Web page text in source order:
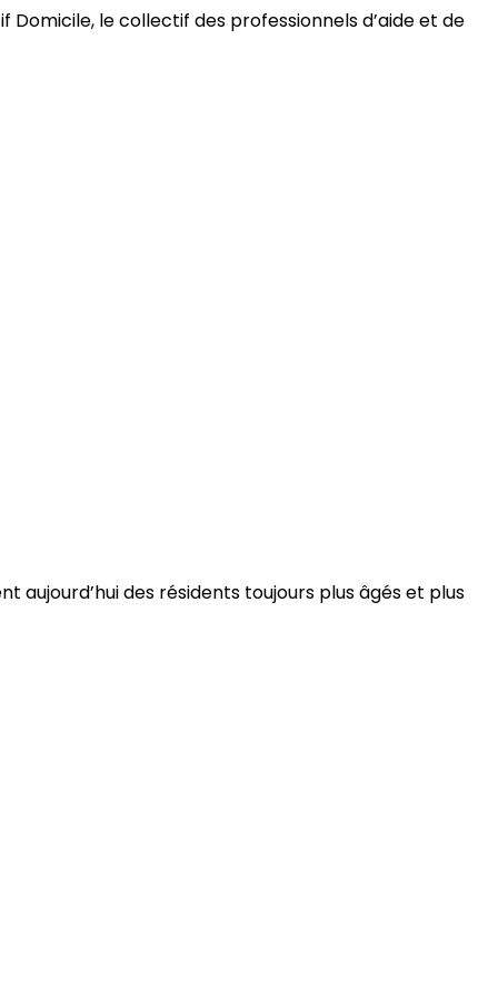
le collectif des professionnels d’aide et de
des résidents toujours plus âgés et plus